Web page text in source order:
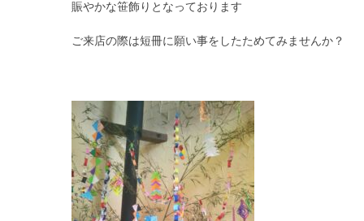
賑やかな笹飾りとなっております
ご来店の際は短冊に願い事をしたためてみませんか？